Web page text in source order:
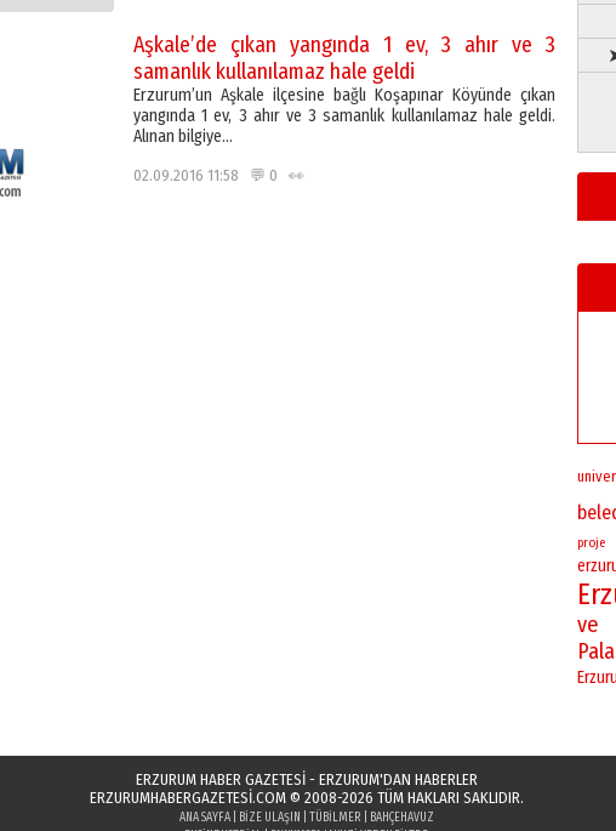
Aşkale’de çıkan yangında 1 ev, 3 ahır ve 3
samanlık kullanılamaz hale geldi
Erzurum’un Aşkale ilçesine bağlı Koşapınar Köyünde çıkan
yangında 1 ev, 3 ahır ve 3 samanlık kullanılamaz hale geldi.
Alınan bilgiye…
02.09.2016 11:58 💬 0 👀
proje
ve
ERZURUM HABER GAZETESİ - ERZURUM'DAN HABERLER
ERZURUMHABERGAZETESI.COM© 2008-2026 TÜM HAKLARI SAKLIDIR.
ANA SAYFA| BIZE ULAŞIN TÜBILMER
BAHÇEHAVUZ